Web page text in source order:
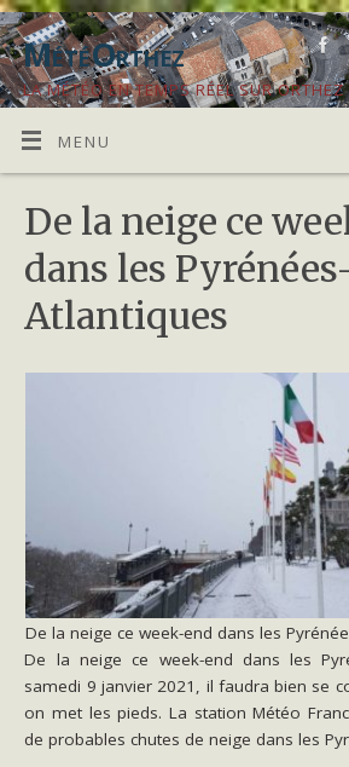
MétéOrthez
LA MÉTÉO EN TEMPS RÉEL SUR ORTHEZ
MENU
De la neige ce
dans les
Atlantiques
De la neige ce week-end dans les
De la neige ce week-end dans les
samedi 9 janvier 2021, il faudra bien se
on met les pieds. La station Météo
de probables chutes de neige dans les